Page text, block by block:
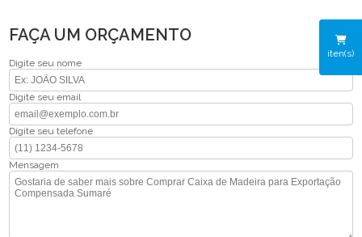
iten(s)
FAÇA UM ORÇAMENTO
Digite seu nome
Digite seu email
Digite seu telefone
Mensagem